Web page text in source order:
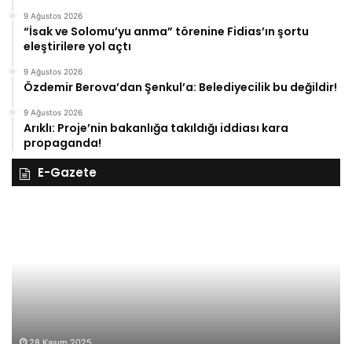
9 Ağustos 2026
“İsak ve Solomu’yu anma” törenine Fidias’ın şortu
eleştirilere yol açtı
9 Ağustos 2026
Özdemir Berova’dan Şenkul’a: Belediyecilik bu değildir!
9 Ağustos 2026
Arıklı: Proje’nin bakanlığa takıldığı iddiası kara
propaganda!
E-Gazete